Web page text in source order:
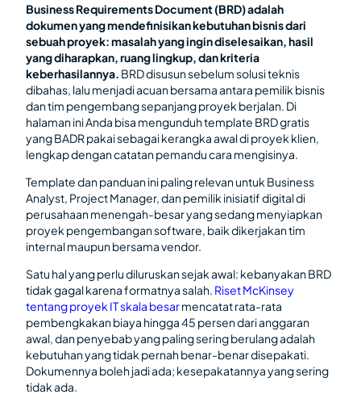
Business Requirements Document (BRD) adalah
dokumen yang mendefinisikan kebutuhan bisnis dari
sebuah proyek: masalah yang ingin diselesaikan, hasil
yang diharapkan, ruang lingkup, dan kriteria
keberhasilannya. BRD disusun sebelum solusi teknis
dibahas, lalu menjadi acuan bersama antara pemilik bisnis
dan tim pengembang sepanjang proyek berjalan. Di
halaman ini Anda bisa mengunduh template BRD gratis
yang BADR pakai sebagai kerangka awal di proyek klien,
lengkap dengan catatan pemandu cara mengisinya.
Template dan panduan ini paling relevan untuk Business
Analyst, Project Manager, dan pemilik inisiatif digital di
perusahaan menengah-besar yang sedang menyiapkan
proyek pengembangan software, baik dikerjakan tim
internal maupun bersama vendor.
Satu hal yang perlu diluruskan sejak awal: kebanyakan BRD
tidak gagal karena formatnya salah. Riset McKinsey
tentang proyek IT skala besarmencatat rata-rata
pembengkakan biaya hingga 45 persen dari anggaran
awal, dan penyebab yang paling sering berulang adalah
kebutuhan yang tidak pernah benar-benar disepakati.
Dokumennya boleh jadi ada; kesepakatannya yang sering
tidak ada.